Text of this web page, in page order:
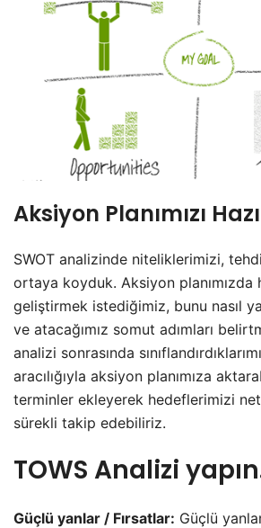
Aksiyon Planımızı
SWOT analizinde niteliklerimizi,
ortaya koyduk. Aksiyon planımızda
geliştirmek istediğimiz, bunu nasıl
ve atacağımız somut adımları
analizi sonrasında
aracılığıyla aksiyon planımıza
terminler ekleyerek hedeflerimizi
sürekli takip edebiliriz.
TOWS Analizi
Güçlü yanlar / Fırsatlar: Güçlü